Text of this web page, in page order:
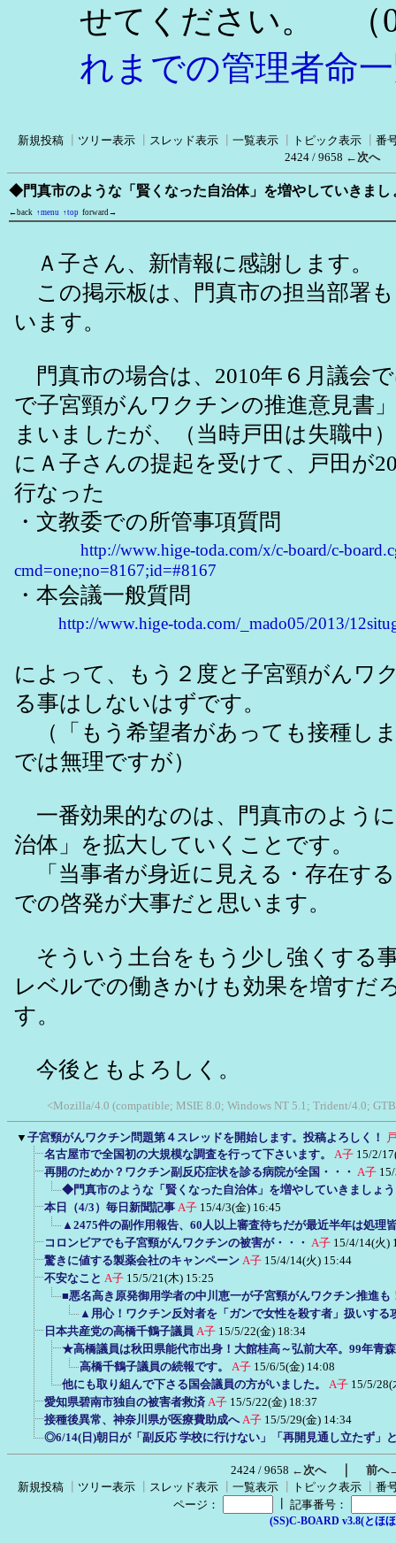
せてください。
（
れまでの管理者命
新規投稿 ツリー表示 スレッド表示 一覧表示 トピック表示
番
2424 / 9658 ←次へ
◆門真市のような「賢くなった自治体」を増やしていきまし
←back ↑menu ↑top forward→
Ａ子さん、新情報に感謝します。
この掲示板は、門真市の担当部署
います。
門真市の場合は、2010年６月議会
で子宮頸がんワクチンの推進意見書
まいましたが、（当時戸田は失職中
にＡ子さんの提起を受けて、戸田が
行なった
・文教委での所管事項質問
http://www.hige-toda.com/x/c-board/c-
cmd=one;no=8167;id=#8167
・本会議一般質問
http://www.hige-toda.com/_mado05/2013/
によって、もう２度と子宮頸がんワ
る事はしないはずです。
（「もう希望者があっても接種し
では無理ですが）
一番効果的なのは、門真市のよう
治体」を拡大していくことです。
「当事者が身近に見える・存在す
での啓発が大事だと思います。
そういう土台をもう少し強くする
レベルでの働きかけも効果を増すだ
す。
今後ともよろしく。
<Mozilla/4.0 (compatible; MSIE 8.0; Windows NT 5.1; Trident/4.0;
▼ 子宮頸がんワクチン問題第４スレッドを開始します。投稿よろしく！
名古屋市で全国初の大規模な調査を行って下さいます。
A子 15/2/
再開のためか？ワクチン副反応症状を診る病院が全国・・・ A子
◆門真市のような「賢くなった自治体」を増やしていきましょ
本日（4/3）毎日新聞記事 A子 15/4/3(金) 16:45
▲2475件の副作用報告、60人以上審査待ちだが最近半年は処理
コロンビアでも子宮頸がんワクチンの被害が・・・ A子 15/4/14(火)
驚きに値する製薬会社のキャンペーン A子 15/4/14(火) 15:44
不安なこと A子 15/5/21(木) 15:25
■悪名高き原発御用学者の中川恵一が子宮頸がんワクチン推進も
▲用心！ワクチン反対者を「ガンで女性を殺す者」扱いする
日本共産党の高橋千鶴子議員 A子 15/5/22(金) 18:34
★高橋議員は秋田県能代市出身！大館桂高～弘前大卒。99年青
高橋千鶴子議員の続報です。
A子 15/6/5(金) 14:08
他にも取り組んで下さる国会議員の方がいました。
A子 15/5/28(
愛知県碧南市独自の被害者救済 A子 15/5/22(金) 18:37
接種後異常、神奈川県が医療費助成へ A子 15/5/29(金) 14:34
◎6/14(日)朝日が「副反応 学校に行けない」「再開見通し立たず」
2424 / 9658 ←次へ｜ 前へ
新規投稿
ツリー表示 スレッド表示 一覧表示 トピック表示
番
ページ：
記事番号：
(SS)C-BOARD v3.8(とほ